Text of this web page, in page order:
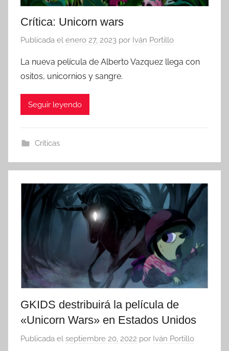
Crítica: Unicorn wars
Publicada el enero 27, 2023 por Iván Portillo
La nueva película de Alberto Vazquez llega con
ositos, unicornios y sangre.
Seguir leyendo
Críticas
GKIDS destribuirá la película de
«Unicorn Wars» en Estados Unidos
Publicada el septiembre 20, 2022 por Iván Portillo